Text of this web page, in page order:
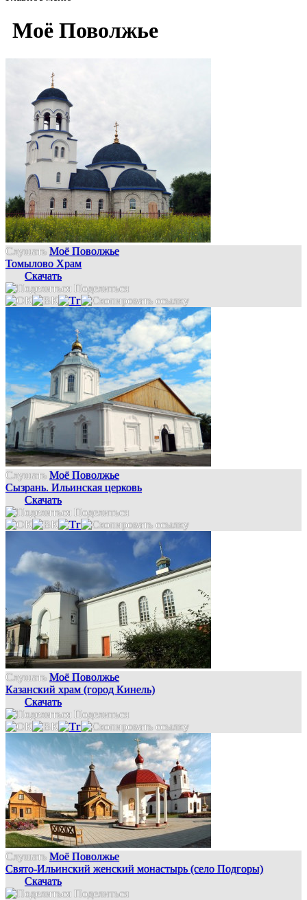
Моё Поволжье
Слушать Моё Поволжье
Томылово Храм
Скачать
Поделиться
Слушать Моё Поволжье
Сызрань. Ильинская церковь
Скачать
Поделиться
Слушать Моё Поволжье
Казанский храм (город Кинель)
Скачать
Поделиться
Слушать Моё Поволжье
Свято-Ильинский женский монастырь (село Подгоры)
Скачать
Поделиться